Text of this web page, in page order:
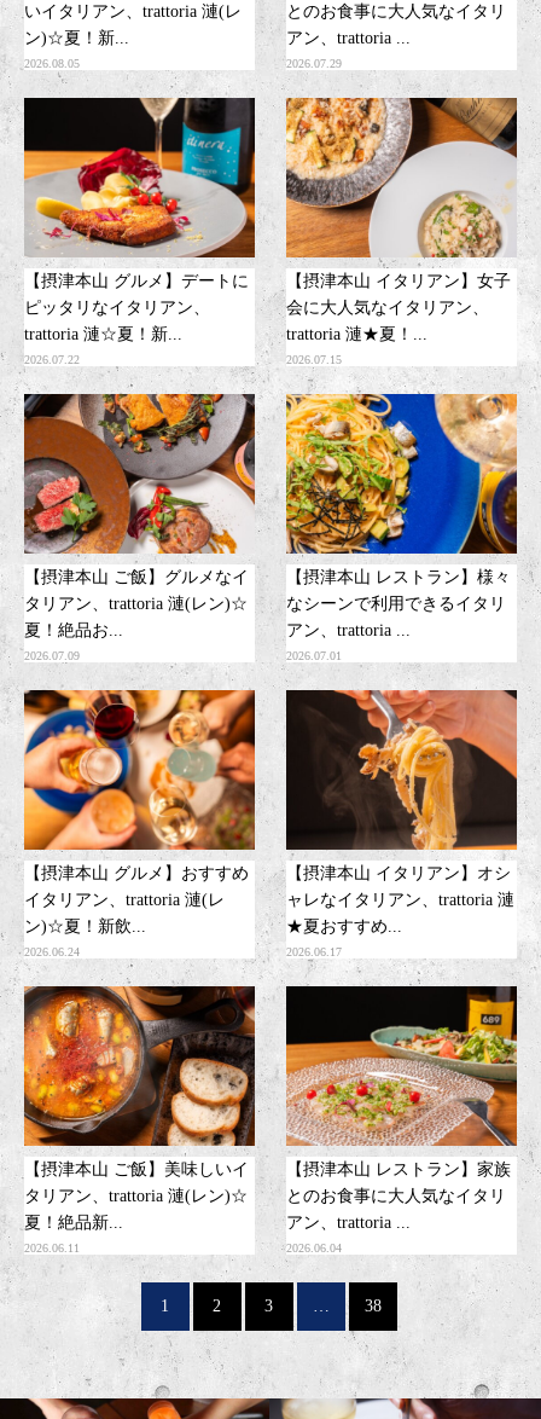
いイタリアン、trattoria 漣(レ
ン)☆夏！新...
2026.08.05
とのお食事に大人気なイタリ
アン、trattoria ...
2026.07.29
【摂津本山 グルメ】デートに
ピッタリなイタリアン、
trattoria 漣☆夏！新...
2026.07.22
【摂津本山 イタリアン】女子
会に大人気なイタリアン、
trattoria 漣★夏！...
2026.07.15
【摂津本山 ご飯】グルメなイ
タリアン、trattoria 漣(レン)☆
夏！絶品お...
2026.07.09
【摂津本山 レストラン】様々
なシーンで利用できるイタリ
アン、trattoria ...
2026.07.01
【摂津本山 グルメ】おすすめ
イタリアン、trattoria 漣(レ
ン)☆夏！新飲...
2026.06.24
【摂津本山 イタリアン】オシ
ャレなイタリアン、trattoria 漣
★夏おすすめ...
2026.06.17
【摂津本山 ご飯】美味しいイ
タリアン、trattoria 漣(レン)☆
夏！絶品新...
2026.06.11
【摂津本山 レストラン】家族
とのお食事に大人気なイタリ
アン、trattoria ...
2026.06.04
1 2 3 38